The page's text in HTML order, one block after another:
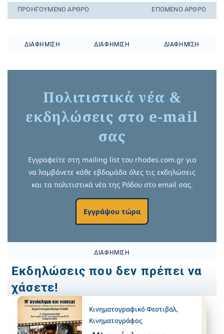
ΠΡΟΗΓΟΎΜΕΝO ΆΡΘΡΟ ΕΠΌΜΕΝΟ ΆΡΘΡΟ
ΔΙΑΦΉΜΙΣΗ ΔΙΑΦΉΜΙΣΗ ΔΙΑΦΉΜΙΣΗ
Πολιτιστικά νέα &
εκδηλώσεις στο e-mail
σας
Εγγραφείτε στη mailing list του rhodes.com.gr για
να λαμβάνετε κάθε εβδομάδα όλες τις εκδηλώσεις
και τα πολιτιστικά νέα της Ρόδου στο email σας.
Εγγράψου τώρα
ΔΙΑΦΉΜΙΣΗ
Εκδηλώσεις που δεν πρέπει να
χάσετε!
Κινηματογραφικό Φεστιβάλ,
Κινηματογράφος